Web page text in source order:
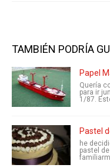
TAMBIÉN PODRÍA
Papel
Quería
para ir
1/87.
Pastel
he
pastel